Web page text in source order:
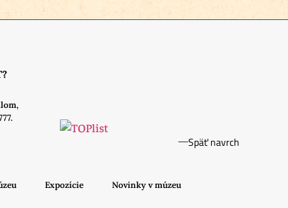
Expozície
Novinky v múzeu
Späť navrch